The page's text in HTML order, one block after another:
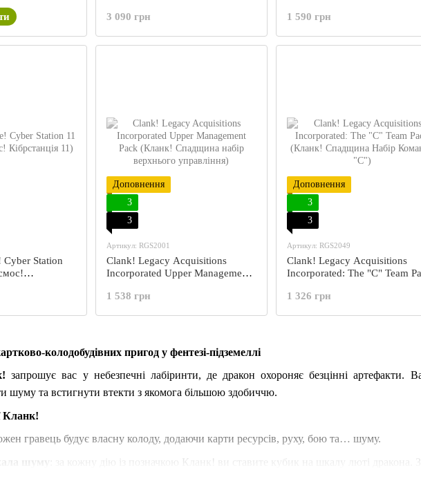
пригод у фентезі‑підземеллі
запрошує вас у небезпечні лабіринти, де дракон охороняє безцінні артефакти.
шуму та встигнути втекти з якомога більшою здобиччю.
Кланк!
гравець будує власну колоду, додаючи карти ресурсів, руху, бою та… шуму.
шуму
: за кожну дію із позначкою Кланк! ви ставите кубик на шкалу люті дракона.
Map Promo
3 090 грн 1 590 грн
Station
Доповнення
3
3
Артикул: RGS2001
Clank! Legacy Acquisitions
Incorporated Upper Management
верхнього управління)
1 538 грн
Доповнення
3
3
Артикул: RGS2049
Clank! Legacy Acquisitions
Incorporated: The "C" Team
Команда "С")
1 326 грн